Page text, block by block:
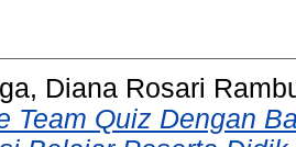
Diana Rosari
Team Quiz Dengan